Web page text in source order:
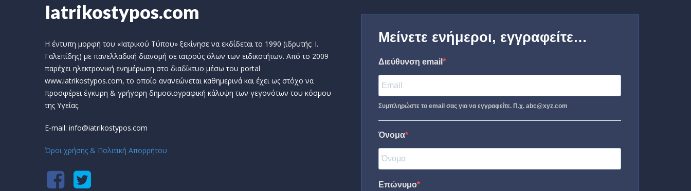
Iatrikostypos.com
Η έντυπη μορφή του «Ιατρικού Τύπου» ξεκίνησε να εκδίδεται το 1990 (ιδρυτής: Ι.
Γαλεπίδης) με πανελλαδική διανομή σε ιατρούς όλων των ειδικοτήτων. Από το 2009
παρέχει ηλεκτρονική ενημέρωση στο διαδίκτυο μέσω του portal
www.iatrikostypos.com, το οποίο ανανεώνεται καθημερινά και έχει ως στόχο να
προσφέρει έγκυρη & γρήγορη δημοσιογραφική κάλυψη των γεγονότων του κόσμου
της Υγείας.
E-mail: info@iatrikostypos.com
Όροι χρήσης & Πολιτική Απορρήτου
Μείνετε ενήμεροι, εγγραφείτε…
Διεύθυνση email
Συμπληρώστε το email σας για να εγγραφείτε. Π.χ. abc@xyz.com
Όνομα
Επώνυμο